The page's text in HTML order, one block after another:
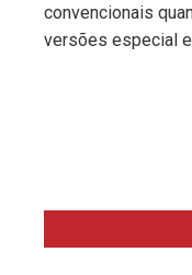
convencionais
versões especial